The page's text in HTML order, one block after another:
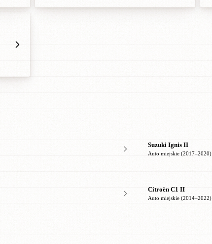
Suzuki Ignis II
Auto miejskie (2017–2020)
Citroën C1 II
Auto miejskie (2014–2022)